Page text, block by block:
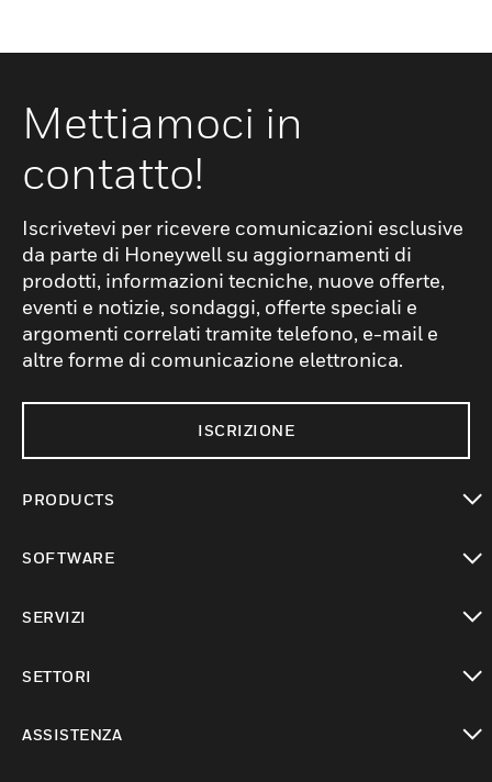
Mettiamoci in
contatto!
Iscrivetevi per ricevere comunicazioni esclusive
da parte di Honeywell su aggiornamenti di
prodotti, informazioni tecniche, nuove offerte,
eventi e notizie, sondaggi, offerte speciali e
argomenti correlati tramite telefono, e-mail e
altre forme di comunicazione elettronica.
ISCRIZIONE
PRODUCTS
SOFTWARE
SERVIZI
SETTORI
ASSISTENZA